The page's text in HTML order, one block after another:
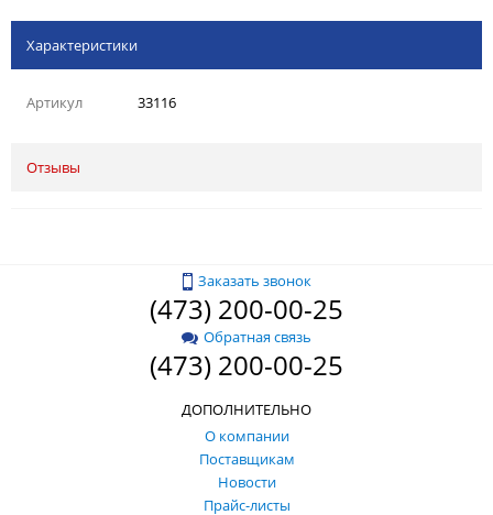
Характеристики
Артикул 33116
Отзывы
Заказать звонок
(473) 200-00-25
Обратная связь
(473) 200-00-25
ДОПОЛНИТЕЛЬНО
О компании
Поставщикам
Новости
Прайс-листы